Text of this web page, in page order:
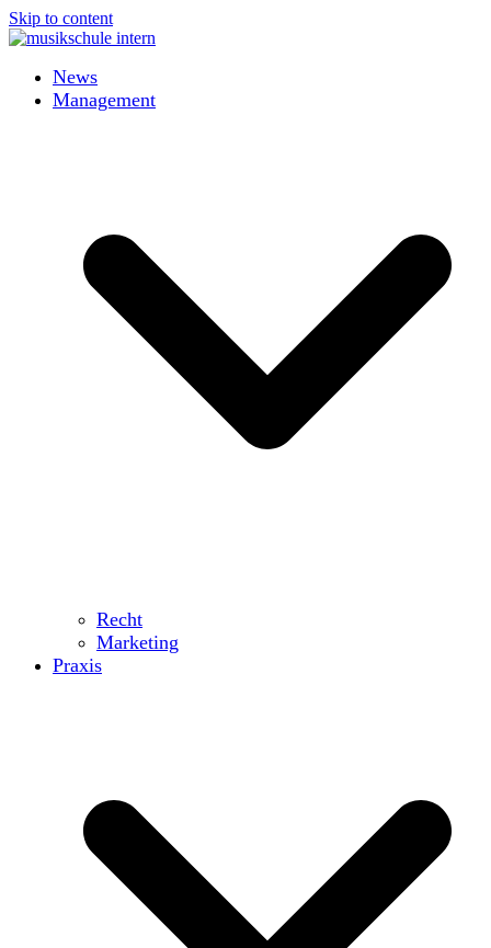
Skip to content
News
Management
Recht
Marketing
Praxis